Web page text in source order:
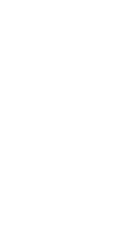
10 Einheiten